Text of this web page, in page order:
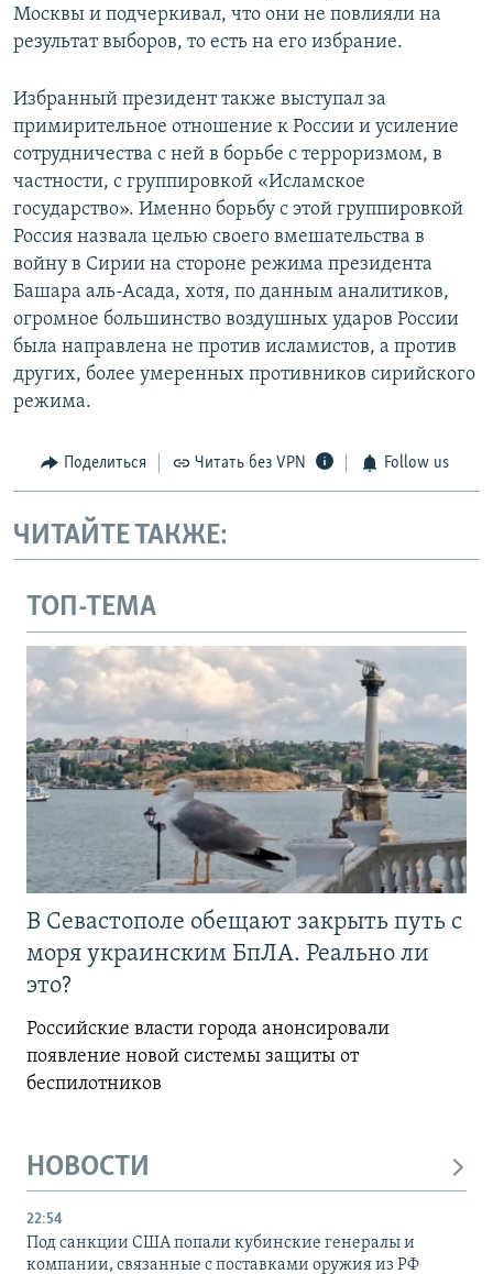
Москвы и подчеркивал, что они не повлияли на
результат выборов, то есть на его избрание.
Избранный президент также выступал за
примирительное отношение к России и усиление
сотрудничества с ней в борьбе с терроризмом, в
частности, с группировкой «Исламское
государство». Именно борьбу с этой группировкой
Россия назвала целью своего вмешательства в
войну в Сирии на стороне режима президента
Башара аль-Асада, хотя, по данным аналитиков,
огромное большинство воздушных ударов России
была направлена не против исламистов, а против
других, более умеренных противников сирийского
режима.
Поделиться Читать без VPN Follow us
ЧИТАЙТЕ ТАКЖЕ:
ТОП-ТЕМА
В Севастополе обещают закрыть путь с
моря украинским БпЛА. Реально ли
это?
Российские власти города анонсировали
появление новой системы защиты от
беспилотников
НОВОСТИ
22:54
Под санкции США попали кубинские генералы и
компании, связанные с поставками оружия из РФ